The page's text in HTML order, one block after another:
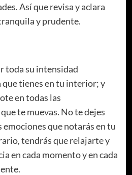
Así que revisa y aclara
y prudente.
toda su intensidad
tienes en tu interior; y
en todas las
te muevas. No te dejes
emociones que notarás en tu
tendrás que relajarte y
en cada momento y en cada